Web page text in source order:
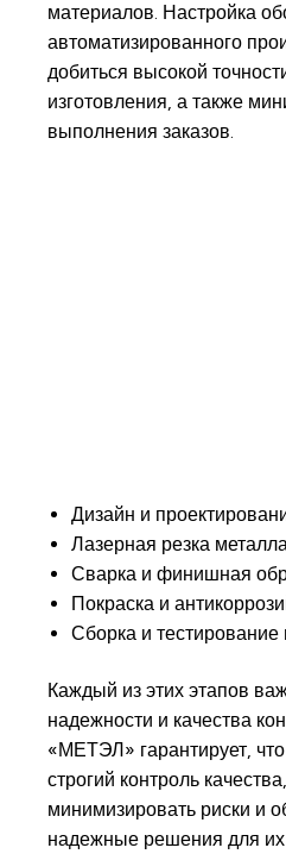
материалов. Настройка
автоматизированного
добиться высокой
изготовления, а также
выполнения заказов.
Дизайн и
Лазерная резка
Сварка и финишная
Покраска и
Сборка и тестирование
Каждый из этих этапов
надежности и качества
«МЕТЭЛ» гарантирует,
строгий контроль
минимизировать риски и
надежные решения для их